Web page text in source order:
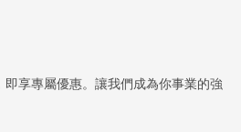
享專屬優惠。讓我們成為你事業的強